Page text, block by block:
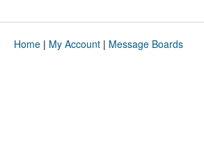
Home| My Account| Message Boards